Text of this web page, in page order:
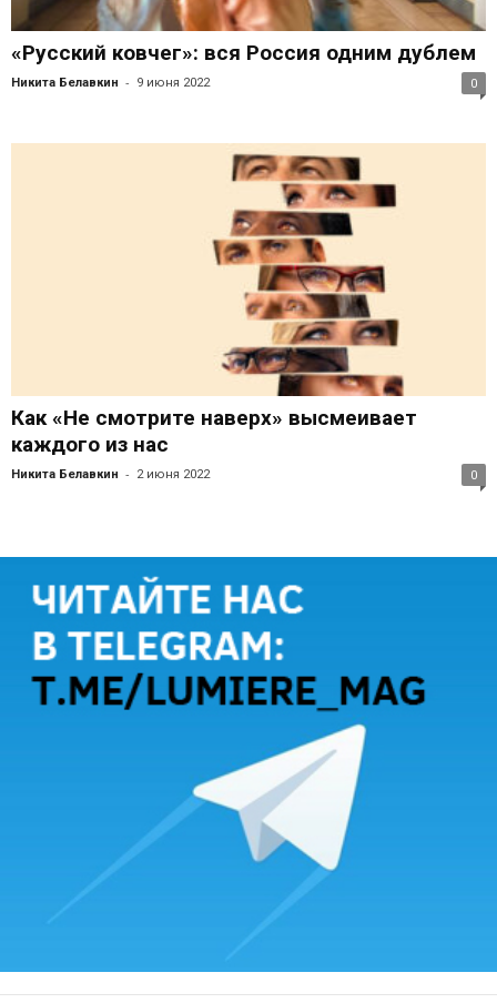
«Русский ковчег»: вся Россия одним дублем
Никита Белавкин - 9 июня 2022 0
Как «Не смотрите наверх» высмеивает
каждого из нас
Никита Белавкин - 2 июня 2022 0